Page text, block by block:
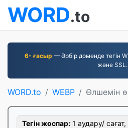
WORD.to
6- ғасыр — Әрбір доменде тегін
және SSL.
WORD.to WEBP Өлшемін
Тегін жоспар: 1 аудару/